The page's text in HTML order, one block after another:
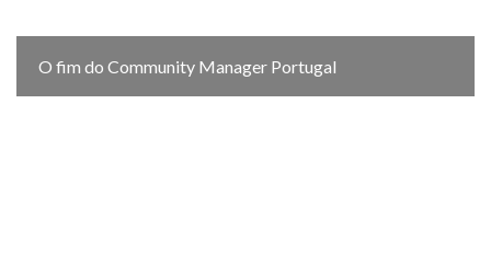
O fim do Community Manager Portugal